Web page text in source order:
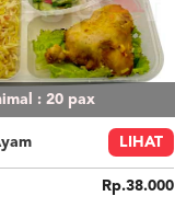
: 20 pax
LIHAT
Rp.38.000